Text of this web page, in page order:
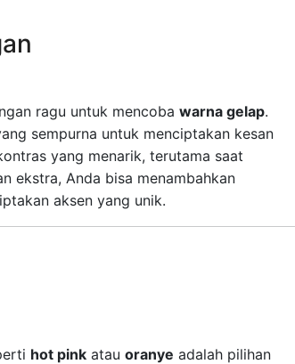
ragu untuk mencoba warna gelap.
sempurna untuk menciptakan kesan
yang menarik, terutama saat
ekstra, Anda bisa menambahkan
aksen yang unik.
hot pink atau oranye adalah pilihan